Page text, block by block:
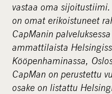
vastaa oma
on omat erikoistuneet
CapManin
ammattilaista
Kööpenhaminassa,
CapMan on perustettu
osake on listattu